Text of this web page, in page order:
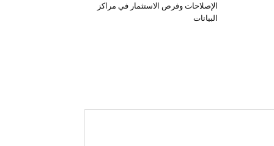
الإصلاحات وفرص الاستثمار في مراكز
البيانات